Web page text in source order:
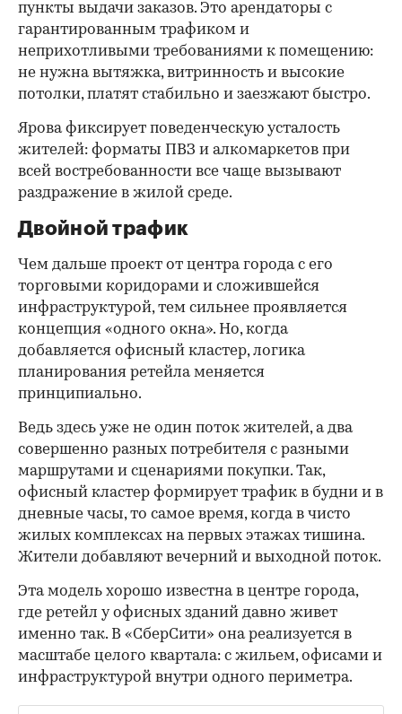
пункты выдачи заказов. Это арендаторы с
гарантированным трафиком и
неприхотливыми требованиями к помещению:
не нужна вытяжка, витринность и высокие
потолки, платят стабильно и заезжают быстро.
Ярова фиксирует поведенческую усталость
жителей: форматы ПВЗ и алкомаркетов при
всей востребованности все чаще вызывают
раздражение в жилой среде.
Двойной трафик
Чем дальше проект от центра города с его
торговыми коридорами и сложившейся
инфраструктурой, тем сильнее проявляется
концепция «одного окна». Но, когда
добавляется офисный кластер, логика
планирования ретейла меняется
принципиально.
Ведь здесь уже не один поток жителей, а два
совершенно разных потребителя с разными
маршрутами и сценариями покупки. Так,
офисный кластер формирует трафик в будни и в
дневные часы, то самое время, когда в чисто
жилых комплексах на первых этажах тишина.
Жители добавляют вечерний и выходной поток.
Эта модель хорошо известна в центре города,
где ретейл у офисных зданий давно живет
именно так. В «СберСити» она реализуется в
масштабе целого квартала: с жильем, офисами и
инфраструктурой внутри одного периметра.